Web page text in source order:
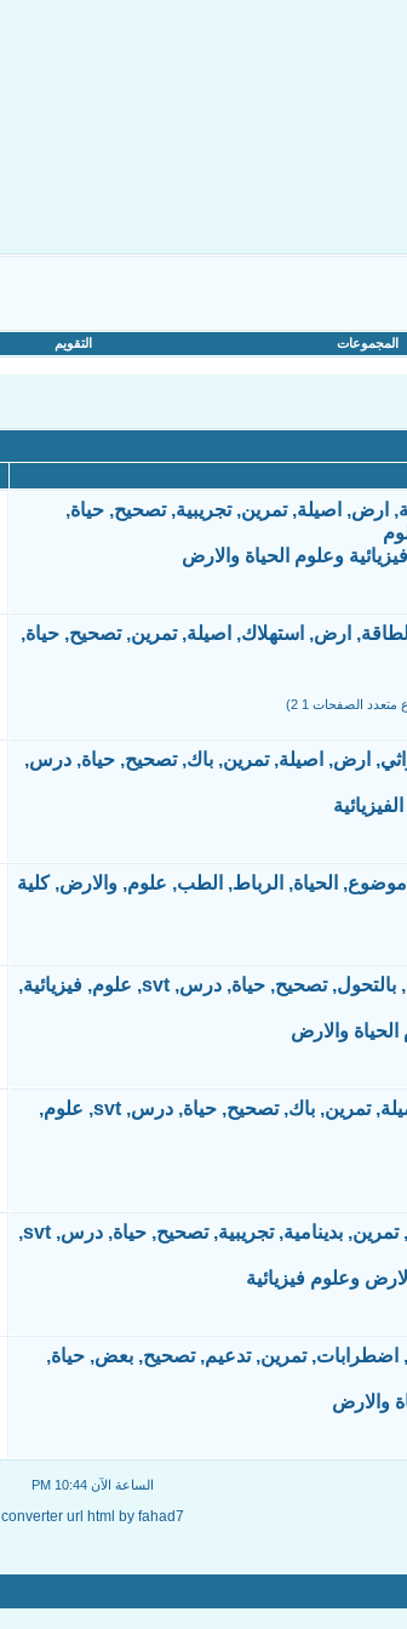
المجموعات التقويم
وعلوم الحياة والارض
1
2
)
والارض
الساعة الآن10:44 PM
converter url html by fahad7